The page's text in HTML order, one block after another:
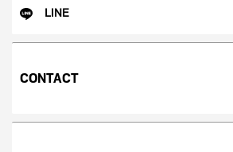
LINE
CONTACT